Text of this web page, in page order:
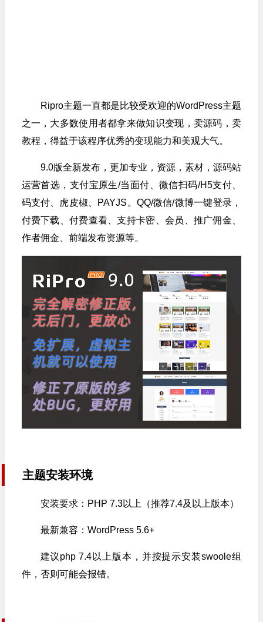
Ripro主题一直都是比较受欢迎的WordPress主题
之一，大多数使用者都拿来做知识变现，卖源码，卖
教程，得益于该程序优秀的变现能力和美观大气。
9.0版全新发布，更加专业，资源，素材，源码站
运营首选，支付宝原生/当面付、微信扫码/H5支付、
码支付、虎皮椒、PAYJS。QQ/微信/微博一键登录，
付费下载、付费查看、支持卡密、会员、推广佣金、
作者佣金、前端发布资源等。
主题安装环境
安装要求：PHP 7.3以上（推荐7.4及以上版本）
最新兼容：WordPress 5.6+
建议php 7.4以上版本，并按提示安装swoole组
件，否则可能会报错。